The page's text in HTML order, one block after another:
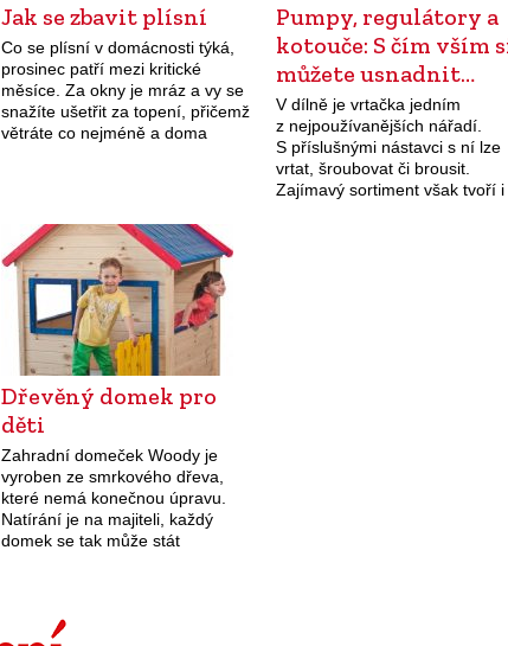
Jak se zbavit plísní
Co se plísní v domácnosti týká,
prosinec patří mezi kritické
měsíce. Za okny je mráz a vy se
snažíte ušetřit za topení, přičemž
větráte co nejméně a doma
Pumpy, regulátory a
kotouče: S čím vším
můžete usnadnit…
V dílně je vrtačka jedním
z nejpoužívanějších nářadí.
S příslušnými nástavci s ní lze
vrtat, šroubovat či brousit.
Zajímavý sortiment však tvoří i
Dřevěný domek pro
děti
Zahradní domeček Woody je
vyroben ze smrkového dřeva,
které nemá konečnou úpravu.
Natírání je na majiteli, každý
domek se tak může stát